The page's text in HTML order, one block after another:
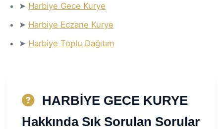
➤ Harbiye Gece Kurye
➤ Harbiye Eczane Kurye
➤ Harbiye Toplu Dağıtım
HARBİYE GECE KURYE
Hakkında Sık Sorulan Sorular